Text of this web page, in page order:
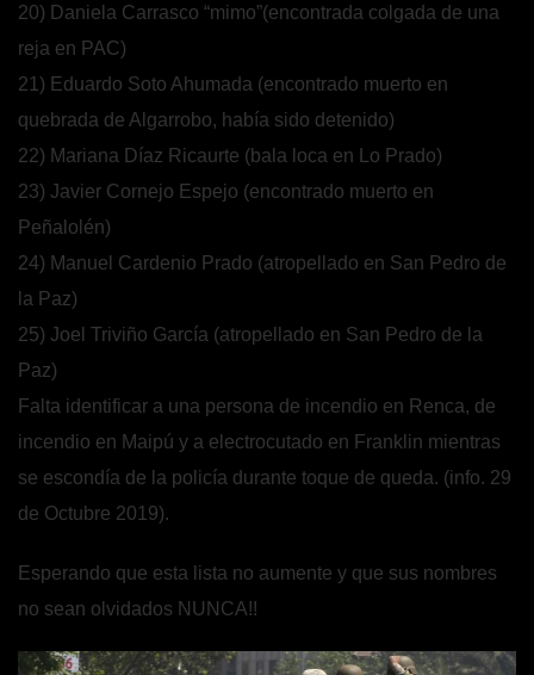
20) Daniela Carrasco “mimo”(encontrada colgada de una
reja en PAC)
21) Eduardo Soto Ahumada (encontrado muerto en
quebrada de Algarrobo, había sido detenido)
22) Mariana Díaz Ricaurte (bala loca en Lo Prado)
23) Javier Cornejo Espejo (encontrado muerto en
Peñalolén)
24) Manuel Cardenio Prado (atropellado en San Pedro de
la Paz)
25) Joel Triviño García (atropellado en San Pedro de la
Paz)
Falta identificar a una persona de incendio en Renca, de
incendio en Maipú y a electrocutado en Franklin mientras
se escondía de la policía durante toque de queda. (info. 29
de Octubre 2019).
Esperando que esta lista no aumente y que sus nombres
no sean olvidados NUNCA!!